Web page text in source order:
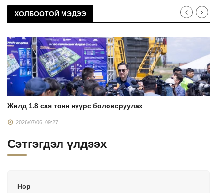
ХОЛБООТОЙ МЭДЭЭ
Жилд 1.8 сая тонн нүүрс боловсруулах
2026/07/06, 09:27
Сэтгэгдэл үлдээх
Нэр